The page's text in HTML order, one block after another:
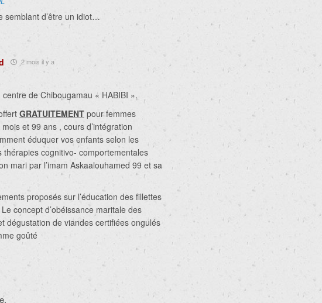
semblant d’être un idiot…
2 mois il y a
de Chibougamau « HABIBI ».
GRATUITEMENT pour femmes
et 99 ans , cours d’intégration
éduquer vos enfants selon les
thérapies cognitivo- comportementales
mari par l’imam Askaalouhamed 99 et sa
proposés sur l’éducation des fillettes
concept d’obéissance maritale des
dégustation de viandes certifiées ongulés
goûté